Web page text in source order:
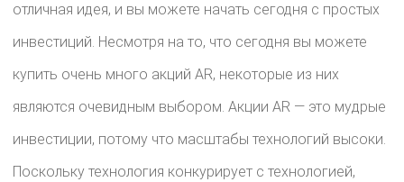
отличная идея, и вы можете начать сегодня с простых
инвестиций. Несмотря на то, что сегодня вы можете
купить очень много акций AR, некоторые из них
являются очевидным выбором. Акции AR — это мудрые
инвестиции, потому что масштабы технологий высоки.
Поскольку технология конкурирует с технологией,